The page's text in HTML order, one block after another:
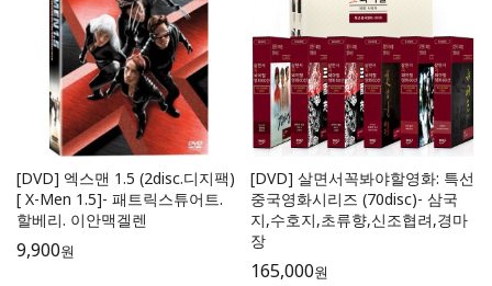
[DVD] 엑스맨 1.5 (2disc.디지팩)
[ X-Men 1.5]- 패트릭스튜어트.
할베리. 이안맥겔렌
9,900원
[DVD] 살면서꼭봐야할영화: 특선
중국영화시리즈 (70disc)- 삼국
지,수호지,초류향,신조협려,경마
장
165,000원